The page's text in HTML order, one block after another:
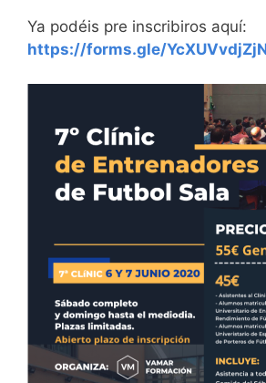
Ya podéis pre inscribiros aquí:
https://forms.gle/